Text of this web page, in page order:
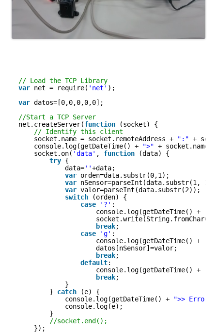
// Load the TCP Library
var net = require( 'net' );
var datos=[0,0,0,0,0];
//Start a TCP Server
net.createServer(function
(socket) {
// Identify this client
socket.name = socket.remoteAddress +
":" +
console.log(getDateTime() +
">" + socket.name+
socket.on( 'data' , function
(data) {
try {
data=''+data;
var orden=data.substr(0,1);
var nSensor=parseInt(data.substr(1,
var valor=parseInt(data.substr(2));
switch
(orden) {
case
'?' :
console.log(getDateTime() +
break;
case
'g' :
console.log(getDateTime() +
datos[nSensor]=valor;
break;
default:
console.log(getDateTime() +
break;
}
} catch
(e) {
console.log(getDateTime() +
">> Error"
console.log(e);
}
//socket.end();
});